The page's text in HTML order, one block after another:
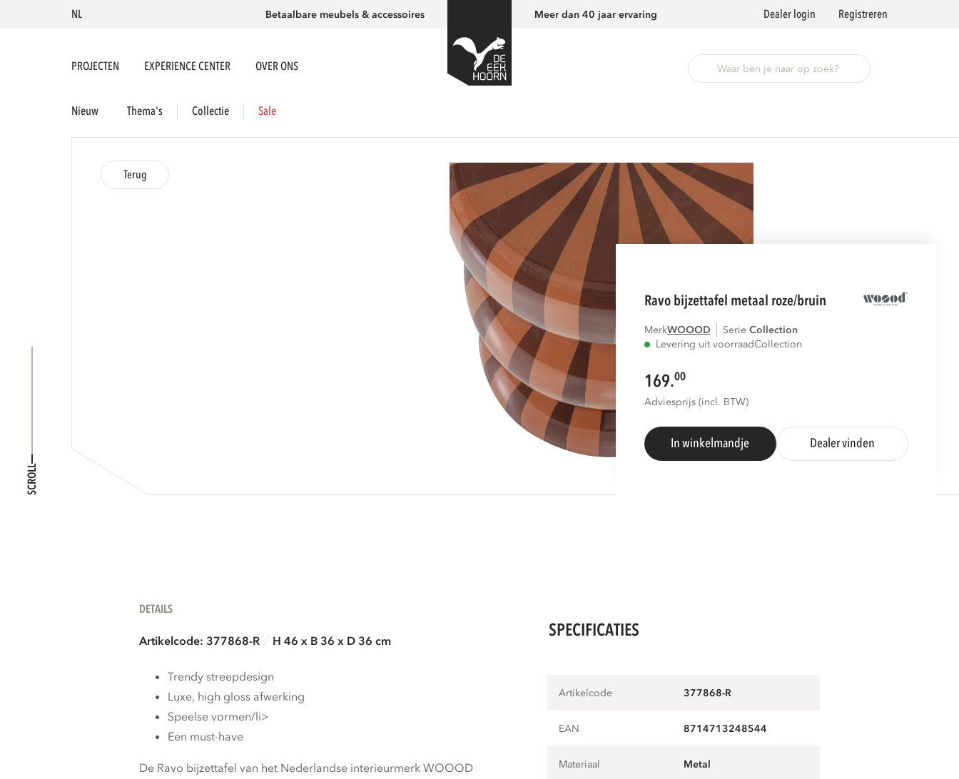
NL Betaalbare meubels & accessoires Meer dan 40 jaar ervaring Dealer login Registreren
PROJECTEN EXPERIENCE CENTER OVER ONS
Nieuw Thema's Collectie Sale
SCROLL
Terug
ravo bijzettafel metaal roze/bruin
MerkWOOOD Serie
collection
Levering uit voorraadCollection
169.00
Adviesprijs (incl. BTW)
In winkelmandje Dealer vinden
DETAILS
Artikelcode: 377868-R H 46 x B 36 x D 36 cm
Trendy streepdesign
Luxe, high gloss afwerking
Speelse vormen/li>
Een must-have
De Ravo bijzettafel van het Nederlandse interieurmerk WOOOD
SPECIFICATIES
Artikelcode 377868-R
EAN 8714713248544
Materiaal metal